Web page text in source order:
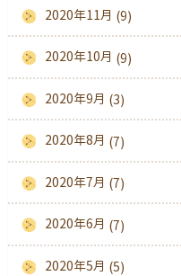
2020年11月 (9)
2020年10月 (9)
2020年9月 (3)
2020年8月 (7)
2020年7月 (7)
2020年6月 (7)
2020年5月 (5)